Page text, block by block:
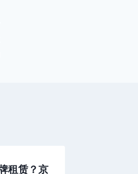
租赁？京